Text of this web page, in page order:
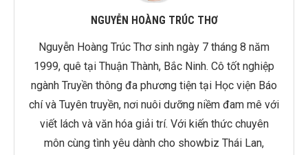
NGUYỄN HOÀNG TRÚC THƠ
Nguyễn Hoàng Trúc Thơ sinh ngày 7 tháng 8 năm
1999, quê tại Thuận Thành, Bắc Ninh. Cô tốt nghiệp
ngành Truyền thông đa phương tiện tại Học viện Báo
chí và Tuyên truyền, nơi nuôi dưỡng niềm đam mê với
viết lách và văn hóa giải trí. Với kiến thức chuyên
môn cùng tình yêu dành cho showbiz Thái Lan,